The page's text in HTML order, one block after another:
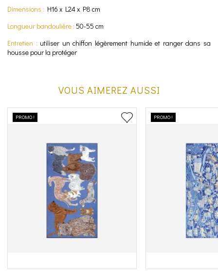
Dimensions : H16 x L24 x P8 cm
Longueur bandoulière : 50-55 cm
Entretien : utiliser un chiffon légèrement humide et ranger dans sa
housse pour la protéger
VOUS AIMEREZ AUSSI
PROMO ! PROMO !